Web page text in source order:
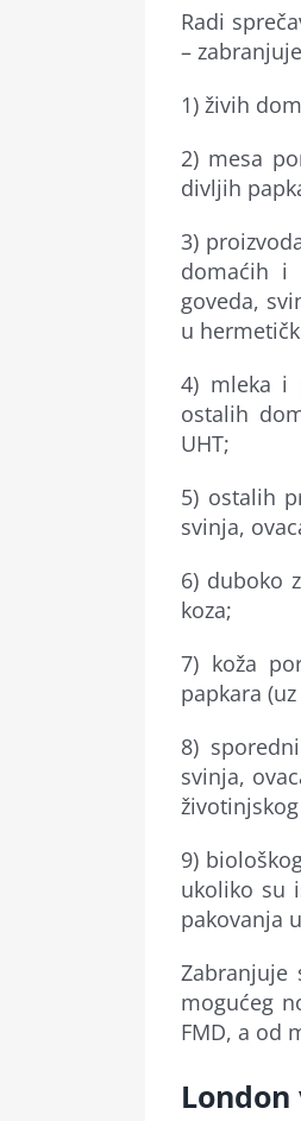
Radi
–
1) živih
2) mesa
divljih
3)
domaćih i
goveda,
u
4) mleka i
ostalih
UHT;
5) ostalih
svinja,
6) duboko
koza;
7) koža
papkara
8)
svinja,
9)
ukoliko su
pakovanja
Zabranjuje
mogućeg
FMD, a od
London